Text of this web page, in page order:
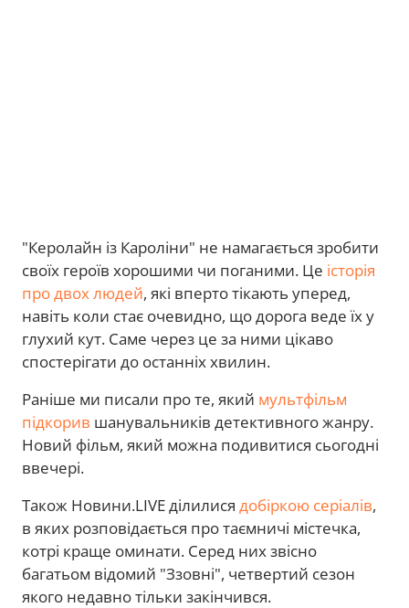
"Керолайн із Кароліни" не намагається зробити
своїх героїв хорошими чи поганими. Це історія
про двох людей, які вперто тікають уперед,
навіть коли стає очевидно, що дорога веде їх у
глухий кут. Саме через це за ними цікаво
спостерігати до останніх хвилин.
Раніше ми писали про те, який мультфільм
підкорив шанувальників детективного жанру.
Новий фільм, який можна подивитися сьогодні
ввечері.
Також Новини.LIVE ділилися добіркою серіалів,
в яких розповідається про таємничі містечка,
котрі краще оминати. Серед них звісно
багатьом відомий "Ззовні", четвертий сезон
якого недавно тільки закінчився.